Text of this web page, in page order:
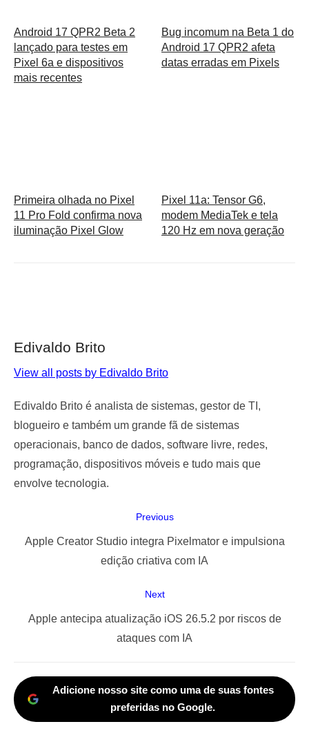
Android 17 QPR2 Beta 2
lançado para testes em
Pixel 6a e dispositivos
mais recentes
Bug incomum na Beta 1 do
Android 17 QPR2 afeta
datas erradas em Pixels
Primeira olhada no Pixel
11 Pro Fold confirma nova
iluminação Pixel Glow
Pixel 11a: Tensor G6,
modem MediaTek e tela
120 Hz em nova geração
Edivaldo Brito
View all posts by Edivaldo Brito
Edivaldo Brito é analista de sistemas, gestor de TI,
blogueiro e também um grande fã de sistemas
operacionais, banco de dados, software livre, redes,
programação, dispositivos móveis e tudo mais que
envolve tecnologia.
de
Previous
Previous
Apple Creator Studio integra Pixelmator e impulsiona
edição criativa com IA
Next
Next
Apple antecipa atualização iOS 26.5.2 por riscos de
ataques com IA
Adicione nosso site como uma de suas fontes
preferidas no Google.